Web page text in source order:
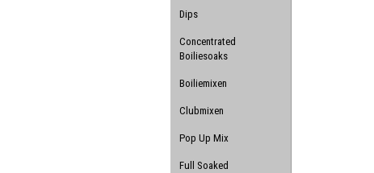
Dips
Concentrated
Boiliesoaks
Boiliemixen
Clubmixen
Pop Up Mix
Full Soaked